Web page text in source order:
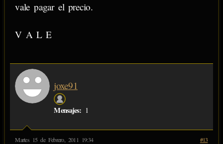
vale pagar el precio.
V A L E
joxe91
Mensajes: 1
Martes 15 de Febrero, 2011 19:34 #13